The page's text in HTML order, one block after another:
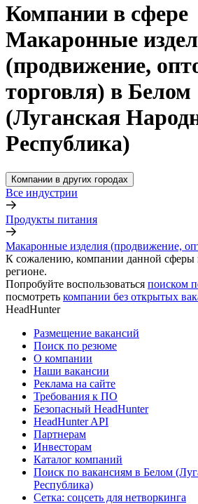
Компании в сфере
Макаронные
(продвижение,
торговля) в Белом
(Луганская
Республика)
Компании в других городах
Все индустрии
Продукты питания
Макаронные изделия (продвижение,
К сожалению, компании данной сферы
регионе.
Попробуйте воспользоваться поиском
посмотреть компании без открытых
HeadHunter
Размещение вакансий
Поиск по резюме
О компании
Наши вакансии
Реклама на сайте
Требования к ПО
Безопасный HeadHunter
HeadHunter API
Партнерам
Инвесторам
Каталог компаний
Поиск по вакансиям в Белом
Республика)
Сетка: соцсеть для нетворкинга